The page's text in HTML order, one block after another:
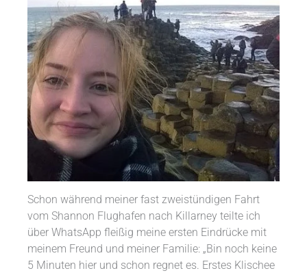
Schon während meiner fast zweistündigen Fahrt
vom Shannon Flughafen nach Killarney teilte ich
über WhatsApp fleißig meine ersten Eindrücke mit
meinem Freund und meiner Familie: „Bin noch keine
5 Minuten hier und schon regnet es. Erstes Klischee